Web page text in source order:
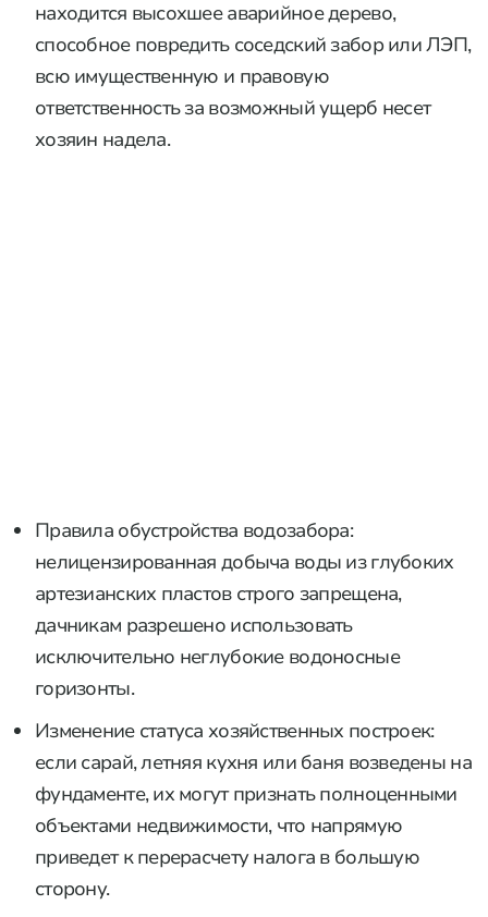
находится высохшее аварийное дерево,
способное повредить соседский забор или ЛЭП,
всю имущественную и правовую
ответственность за возможный ущерб несет
хозяин наделa.
Правила обустройства водозабора:
нелицензированная добыча воды из глубоких
артезианских пластов строго запрещена,
дачникам разрешено использовать
исключительно неглубокие водоносные
горизонты.
Изменение статуса хозяйственных построек:
если сарай, летняя кухня или баня возведены на
фундаменте, их могут признать полноценными
объектами недвижимости, что напрямую
приведет к перерасчету налога в большую
сторону.